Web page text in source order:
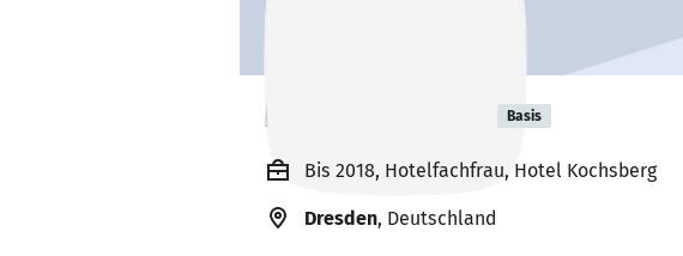
Ramoma Schill Basis
Bis 2018, Hotelfachfrau, Hotel Kochsberg
Dresden, Deutschland